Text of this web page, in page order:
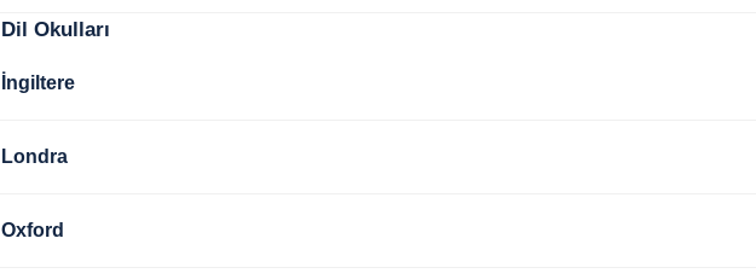
Dil Okulları
İngiltere
Londra
Oxford